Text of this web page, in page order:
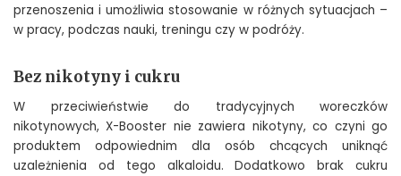
przenoszenia i umożliwia stosowanie w różnych sytuacjach –
w pracy, podczas nauki, treningu czy w podróży.
Bez nikotyny i cukru
W przeciwieństwie do tradycyjnych woreczków
nikotynowych, X-Booster nie zawiera nikotyny, co czyni go
produktem odpowiednim dla osób chcących uniknąć
uzależnienia od tego alkaloidu. Dodatkowo brak cukru